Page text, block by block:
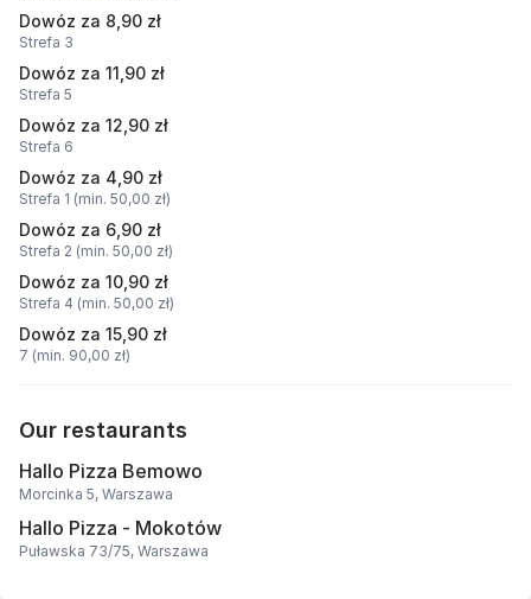
Dowóz za 8,90 zł
Strefa 3
Dowóz za 11,90 zł
Strefa 5
Dowóz za 12,90 zł
Strefa 6
Dowóz za 4,90 zł
Strefa 1 (min. 50,00 zł)
Dowóz za 6,90 zł
Strefa 2 (min. 50,00 zł)
Dowóz za 10,90 zł
Strefa 4 (min. 50,00 zł)
Dowóz za 15,90 zł
7 (min. 90,00 zł)
Our restaurants
Hallo Pizza Bemowo
Morcinka 5, Warszawa
Hallo Pizza - Mokotów
Puławska 73/75, Warszawa